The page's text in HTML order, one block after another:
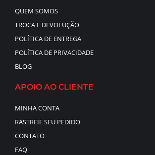
QUEM SOMOS
TROCA E DEVOLUÇÃO
POLÍTICA DE ENTREGA
POLÍTICA DE PRIVACIDADE
BLOG
APOIO AO CLIENTE
MINHA CONTA
RASTREIE SEU PEDIDO
CONTATO
FAQ